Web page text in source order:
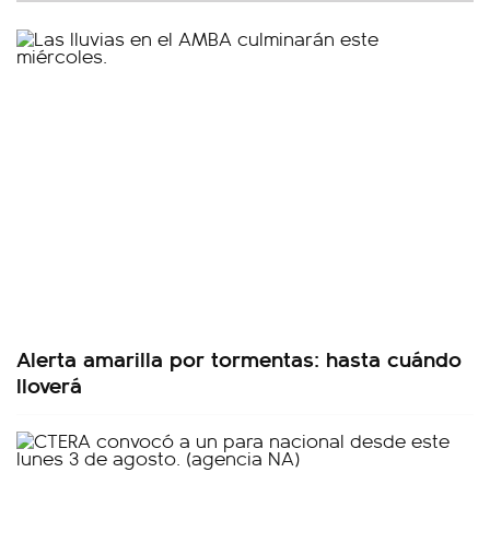
Alerta amarilla por tormentas: hasta cuándo
lloverá